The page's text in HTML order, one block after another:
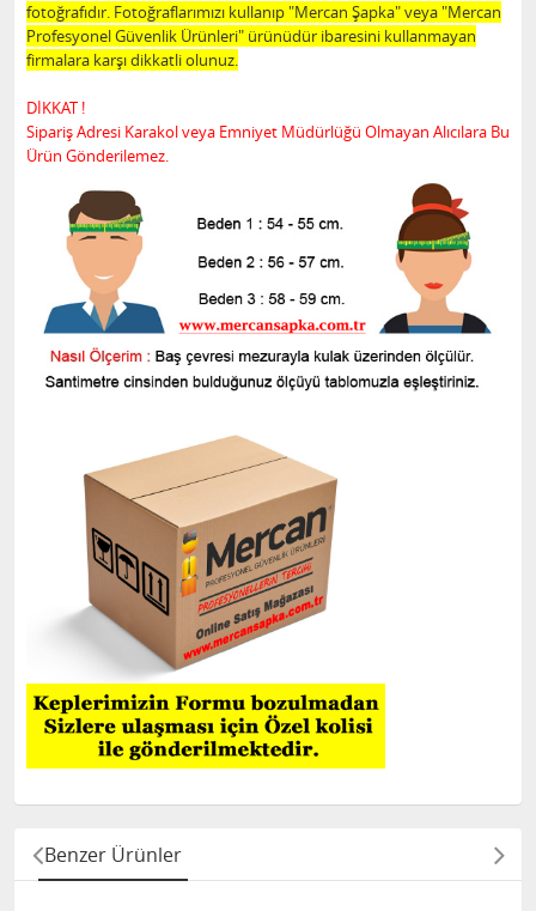
fotoğrafıdır. Fotoğraflarımızı kullanıp "Mercan Şapka" veya "Mercan
Profesyonel Güvenlik Ürünleri" ürünüdür ibaresini kullanmayan
firmalara karşı dikkatli olunuz.
DİKKAT !
Sipariş Adresi Karakol veya Emniyet Müdürlüğü Olmayan Alıcılara Bu
Ürün Gönderilemez.
Benzer Ürünler